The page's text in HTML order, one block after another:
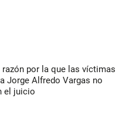
razón por la que las víctimas
Jorge Alfredo Vargas no
el juicio